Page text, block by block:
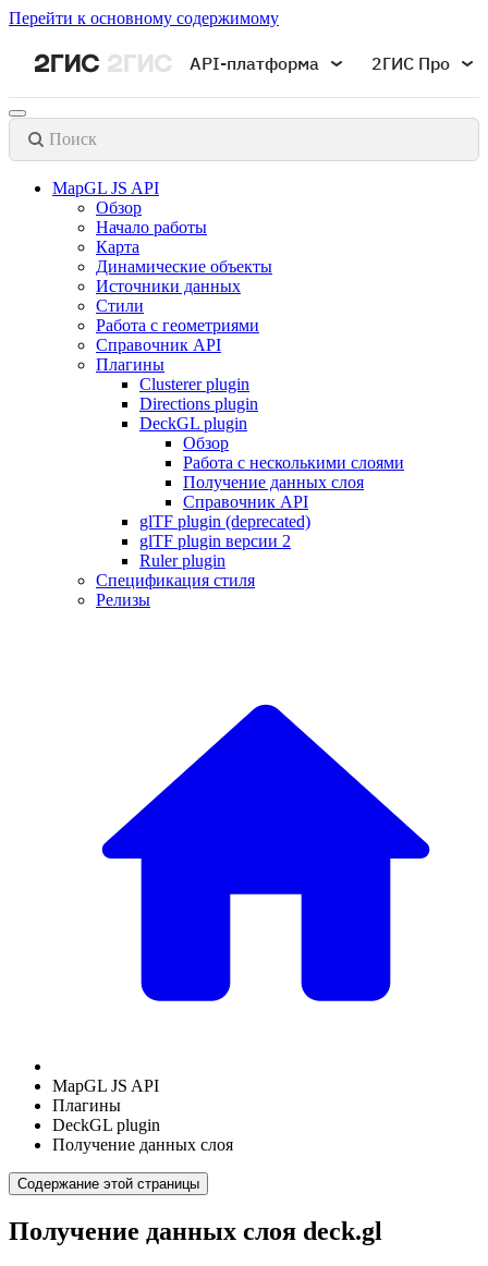
Перейти к основному содержимому
API-платформа 2ГИС Про
Поиск
MapGL JS API
Обзор
Начало работы
Карта
Динамические объекты
Источники данных
Стили
Работа с геометриями
Справочник API
Плагины
Clusterer plugin
Directions plugin
DeckGL plugin
Обзор
Работа с несколькими слоями
Получение данных слоя
Справочник API
glTF plugin (deprecated)
glTF plugin версии 2
Ruler plugin
Спецификация стиля
Релизы
MapGL JS API
Плагины
DeckGL plugin
Получение данных слоя
Содержание этой страницы
Получение данных слоя deck.gl